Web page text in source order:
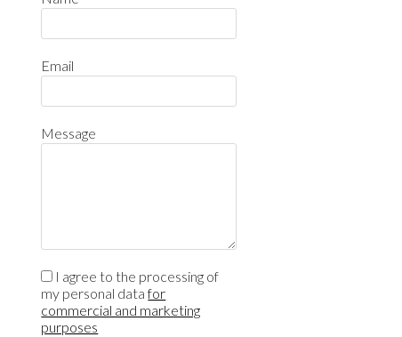
Email
Message
I agree to the processing of
my personal datafor
commercial and marketing
purposes